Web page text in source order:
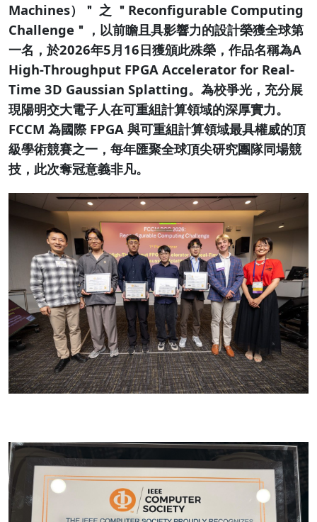
Machines）＂ 之 ＂Reconfigurable Computing
Challenge＂，以前瞻且具影響力的設計榮獲全球第
一名，於2026年5月16日獲頒此殊榮，作品名稱為A
High-Throughput FPGA Accelerator for Real-
Time 3D Gaussian Splatting。為校爭光，充分展
現陽明交大電子人在可重組計算領域的深厚實力。
FCCM 為國際 FPGA 與可重組計算領域最具權威的頂
級學術競賽之一，每年匯聚全球頂尖研究團隊同場競
技，此次奪冠意義非凡。